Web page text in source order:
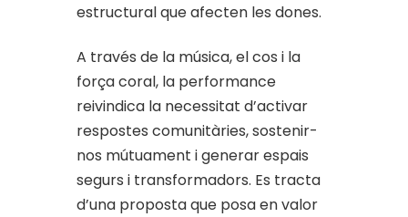
estructural que afecten les dones.
A través de la música, el cos i la
força coral, la performance
reivindica la necessitat d’activar
respostes comunitàries, sostenir-
nos mútuament i generar espais
segurs i transformadors. Es tracta
d’una proposta que posa en valor